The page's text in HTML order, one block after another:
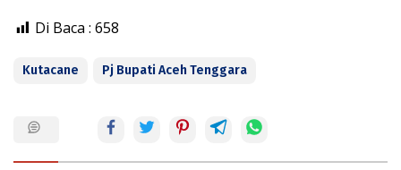
Di Baca : 658
Kutacane Pj Bupati Aceh Tenggara